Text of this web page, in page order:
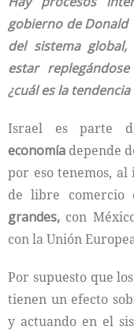
gobierno de
del sistema
estar
¿cuál es la
Israel es parte
economía depende
por eso tenemos,
de libre comercio
grandes, con
con la Unión
Por supuesto que
tienen un efecto
y actuando en el